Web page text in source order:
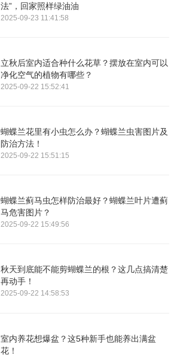
法”，回家照样绿油油
2025-09-23 11:41:58
立秋后室内适合种什么花草？摆放在室内可以
净化空气的植物有哪些？
2025-09-22 15:52:41
蝴蝶兰花里有小虫怎么办？蝴蝶兰虫害图片及
防治方法！
2025-09-22 15:51:15
蝴蝶兰蓟马虫怎样防治最好？蝴蝶兰叶片遭蓟
马危害图片？
2025-09-22 15:49:56
秋天到底能不能剪蝴蝶兰的根？这几点搞清楚
再动手！
2025-09-22 14:58:53
室内养花想爆盆？这5种新手也能养出满盆
花！